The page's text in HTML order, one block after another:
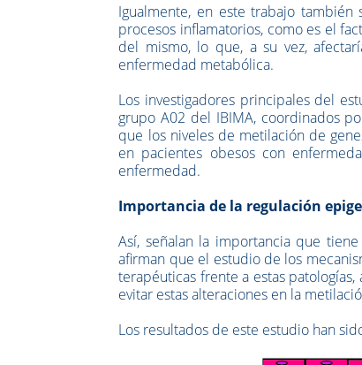
Igualmente, en este trabajo
procesos inflamatorios, como es el
del mismo, lo que, a su vez,
enfermedad metabólica.
Los investigadores principales del
grupo A02 del IBIMA, coordinados
que los niveles de metilación de
en pacientes obesos con
enfermedad.
Importancia de la regulación
Así, señalan la importancia que
afirman que el estudio de los
terapéuticas frente a estas
evitar estas alteraciones en la
Los resultados de este estudio han